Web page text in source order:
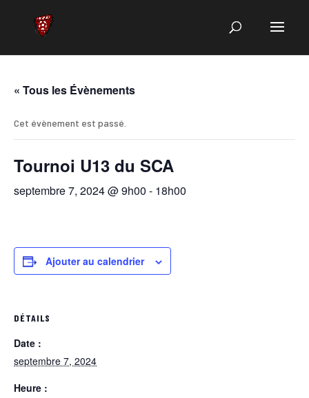
« Tous les Évènements
Cet évènement est passé.
Tournoi U13 du SCA
septembre 7, 2024 @ 9h00 - 18h00
Ajouter au calendrier
DÉTAILS
Date :
septembre 7, 2024
Heure :